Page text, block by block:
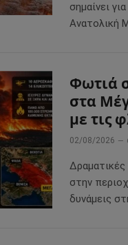
σημαίνει
Ανατολική
Φωτιά
στα
με τις
02/08/2026
στην
δυνάμεις